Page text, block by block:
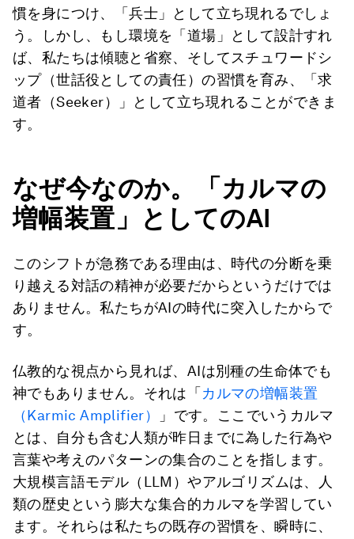
慣を身につけ、「兵士」として立ち現れるでしょ
う。しかし、もし環境を「道場」として設計すれ
ば、私たちは傾聴と省察、そしてスチュワードシ
ップ（世話役としての責任）の習慣を育み、「求
道者（Seeker）」として立ち現れることができま
す。
なぜ今なのか。「カルマの
増幅装置」としてのAI
このシフトが急務である理由は、時代の分断を乗
り越える対話の精神が必要だからというだけでは
ありません。私たちがAIの時代に突入したからで
す。
仏教的な視点から見れば、AIは別種の生命体でも
神でもありません。それは「 カルマの増幅装置
（Karmic Amplifier）
」です。ここでいうカルマ
とは、自分も含む人類が昨日までに為した行為や
言葉や考えのパターンの集合のことを指します。
大規模言語モデル（LLM）やアルゴリズムは、人
類の歴史という膨大な集合的カルマを学習してい
ます。それらは私たちの既存の習慣を、瞬時に、